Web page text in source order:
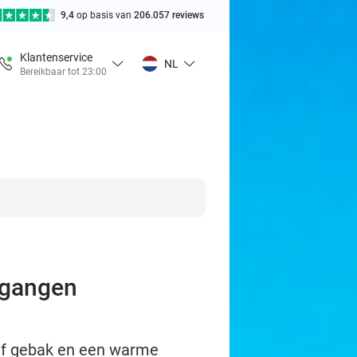
9,4 op basis van 206.057 reviews
Klantenservice
Bereikbaar tot 23:00
NL
gebak en een warme